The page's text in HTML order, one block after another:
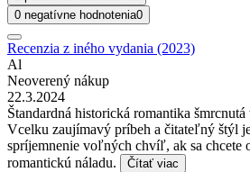
0 negatívne hodnotenia0
Recenzia z iného vydania (2023)
Al
Neoverený nákup
22.3.2024
Štandardná historická romantika
Vcelku zaujímavý príbeh a čitateľný štýl
spríjemnenie voľných chvíľ, ak sa chcete
romantickú náladu.
Čítať viac